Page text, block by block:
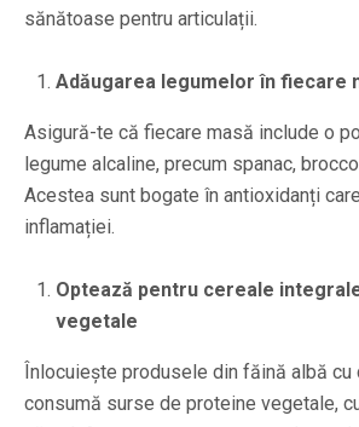
sănătoase pentru articulații.
Adăugarea legumelor în fiecare
Asigură-te că fiecare masă include o
legume alcaline, precum spanac,
Acestea sunt bogate în antioxidanți
inflamației.
Optează pentru cereale
vegetale
Înlocuiește produsele din făină albă cu
consumă surse de proteine vegetale,